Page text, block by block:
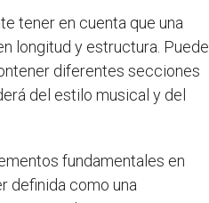
tener en cuenta que una
longitud y estructura. Puede
diferentes secciones
del estilo musical y del
fundamentales en
definida como una